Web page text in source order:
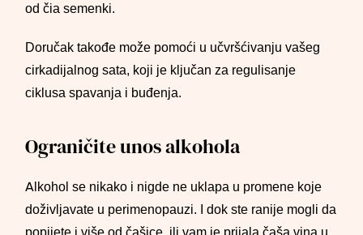
od čia semenki.
Doručak takođe može pomoći u učvršćivanju vašeg
cirkadijalnog sata, koji je ključan za regulisanje
ciklusa spavanja i buđenja.
Ograničite unos alkohola
Alkohol se nikako i nigde ne uklapa u promene koje
doživljavate u perimenopauzi. I dok ste ranije mogli da